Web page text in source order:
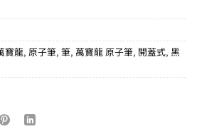
寶龍, 原子筆, 筆, 萬寶龍 原子筆, 開蓋式, 黑